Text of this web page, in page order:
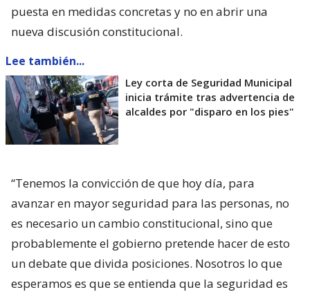
puesta en medidas concretas y no en abrir una
nueva discusión constitucional.
Lee también...
Ley corta de Seguridad Municipal
inicia trámite tras advertencia de
alcaldes por "disparo en los pies"
“Tenemos la convicción de que hoy día, para
avanzar en mayor seguridad para las personas, no
es necesario un cambio constitucional, sino que
probablemente el gobierno pretende hacer de esto
un debate que divida posiciones. Nosotros lo que
esperamos es que se entienda que la seguridad es